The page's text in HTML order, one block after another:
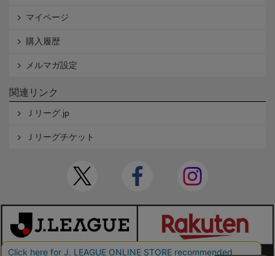
マイページ
購入履歴
メルマガ設定
関連リンク
Ｊリーグ.jp
Ｊリーグチケット